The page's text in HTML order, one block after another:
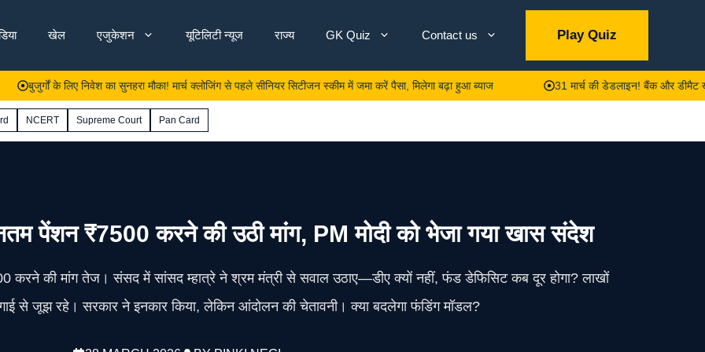
खेल एजुकेशन यूटिलिटी न्यूज राज्य GK Quiz Contact us Play Quiz
के लिए निवेश का सुनहरा मौका! मार्च क्लोजिंग से पहले सीनियर सिटीजन स्कीम में जमा करें पैसा, मिलेगा बढ़ा हुआ ब्याज 31 मार्च की डेडलाइन! बैंक और डीमैट खाते में
NCERT Supreme Court Pan Card
पेंशन ₹7500 करने की उठी मांग, PM मोदी को भेजा गया खास संदेश
की मांग तेज। संसद में सांसद म्हात्रे ने श्रम मंत्री से सवाल उठाए—डीए क्यों नहीं, फंड डेफिसिट कब दूर होगा? लाखों
महंगाई से जूझ रहे। सरकार ने इनकार किया, लेकिन आंदोलन की चेतावनी। क्या बदलेगा फंडिंग मॉडल?